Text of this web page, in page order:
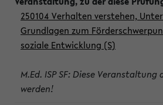
250104 Verhalten verstehen,
Grundlagen zum
soziale Entwicklung (S)
M.Ed. ISP SF: Diese
werden!